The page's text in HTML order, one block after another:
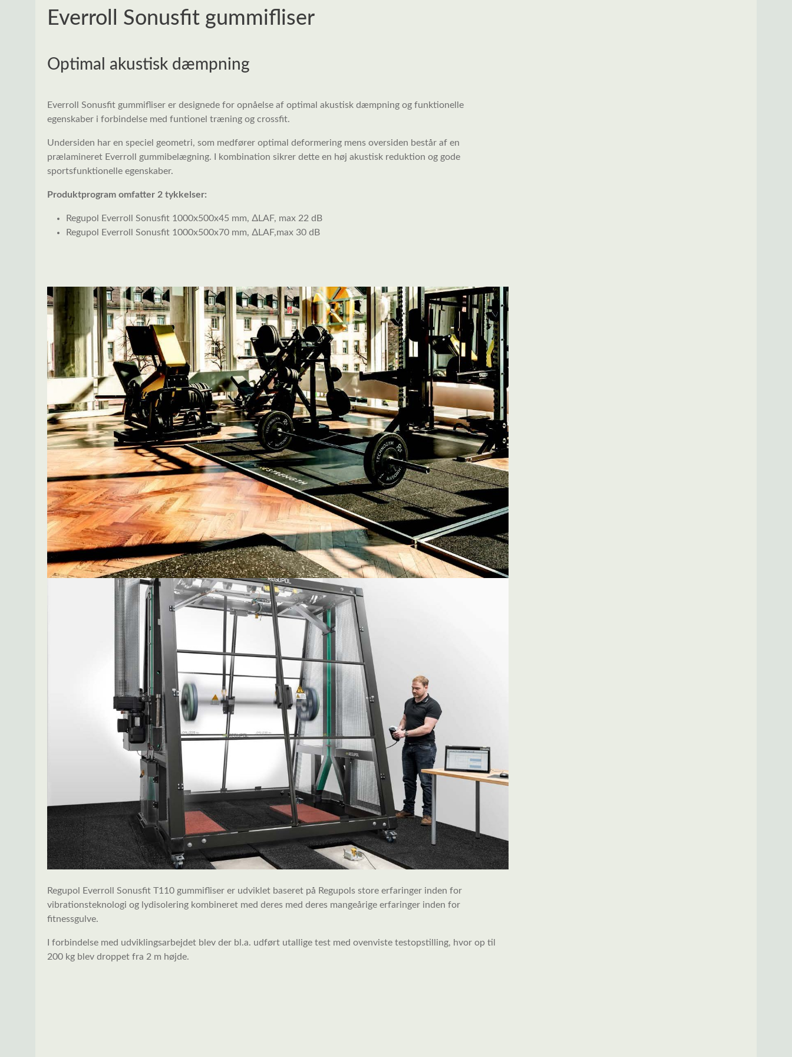
Everroll Sonusfit gummifliser
Optimal akustisk dæmpning
Everroll Sonusfit gummifliser er designede for opnåelse af optimal akustisk dæmpning og funktionelle
egenskaber i forbindelse med funtionel træning og crossfit.
Undersiden har en speciel geometri, som medfører optimal deformering mens oversiden består af en
prælamineret Everroll gummibelægning.
I kombination sikrer dette en høj akustisk reduktion og gode
sportsfunktionelle egenskaber.
Produktprogram omfatter 2 tykkelser:
Regupol Everroll Sonusfit 1000x500x45 mm, ∆LAF, max 22 dB
Regupol Everroll Sonusfit 1000x500x70 mm, ∆LAF,max 30 dB
Regupol Everroll Sonusfit T110 gummifliser er udviklet baseret på Regupols store erfaringer inden for
vibrationsteknologi og lydisolering kombineret med deres med deres mangeårige erfaringer inden for
fitnessgulve.
I forbindelse med udviklingsarbejdet blev der bl.a. udført utallige test med ovenviste testopstilling, hvor op til
200 kg blev droppet fra 2 m højde.